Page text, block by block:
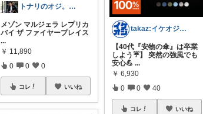
トナリのオジ。 40代からのイケオジ計画
メゾン マルジェラ レプリカ
バイ ザ ファイヤープレイス
...
￥ 11,890
0 0 0
コレ いいね
takaz:イケオジをめざすサラリーマン
【40代『安物の傘』は卒業
しよう☔️】 突然の強風でも
安心💪 ...
￥ 6,930
0 0 40
コレ いいね